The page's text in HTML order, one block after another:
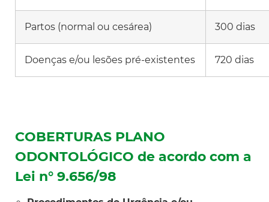
Partos (normal ou cesárea) 300 dias
Doenças e/ou lesões pré-existentes 720 dias
COBERTURAS PLANO
ODONTOLÓGICO de acordo com a
Lei n° 9.656/98